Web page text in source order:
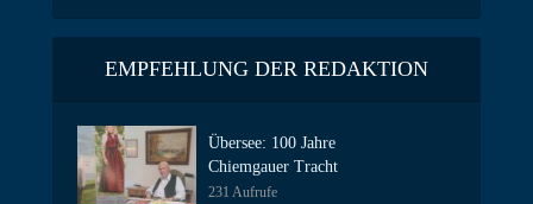
EMPFEHLUNG DER REDAKTION
Übersee: 100 Jahre
Chiemgauer Tracht
231 Aufrufe